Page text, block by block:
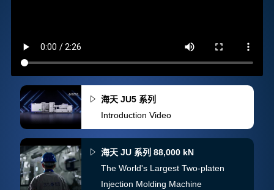
海天 JU5 系列
Introduction Video
海天 JU 系列 88,000 kN
The World's Largest Two-platen
Injection Molding Machine